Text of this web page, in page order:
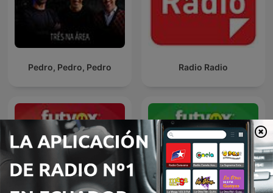
Pedro, Pedro, Pedro Radio Radio